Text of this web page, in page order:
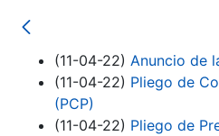
(11-04-22) Anuncio de
(11-04-22) Pliego de
(PCP)
(11-04-22) Pliego de